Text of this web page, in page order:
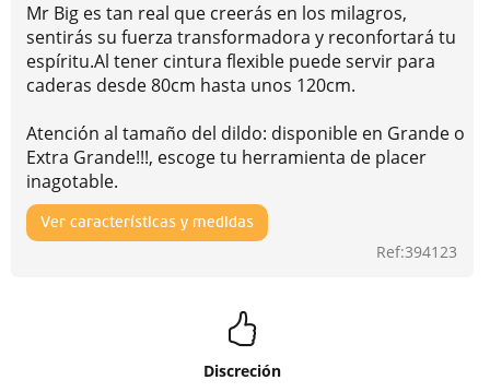
Mr Big es tan real que creerás en los milagros,
sentirás su fuerza transformadora y reconfortará tu
espíritu.Al tener cintura flexible puede servir para
caderas desde 80cm hasta unos 120cm.
Atención al tamaño del dildo: disponible en Grande o
Extra Grande!!!, escoge tu herramienta de placer
inagotable.
Ver características y medidas
Ref:394123
Discreción